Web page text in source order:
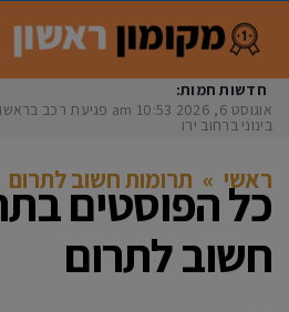
חדשות חמות:
אוגוסט 6, 2026
10:53 am
בינוני ברחוב ירושל
ראשי » תרומות חשוב לתרום
כל הפוסטים ב
חשוב לתרום